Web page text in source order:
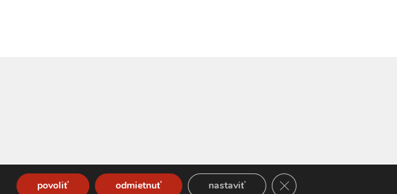
povoliť odmietnuť nastaviť Close GDPR Cookie